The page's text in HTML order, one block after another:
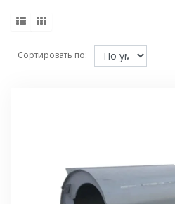
Сортировать по: